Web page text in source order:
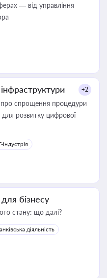
— від управління
+2
спрощення процедури
для розвитку цифрової
індустрія
бізнесу
стану: що далі?
діяльність